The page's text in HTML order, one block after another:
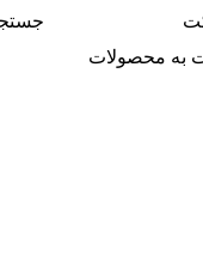
به محصولات